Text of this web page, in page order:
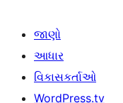
જાણો
આધાર
વિકાસકર્તાઓ
WordPress.tv